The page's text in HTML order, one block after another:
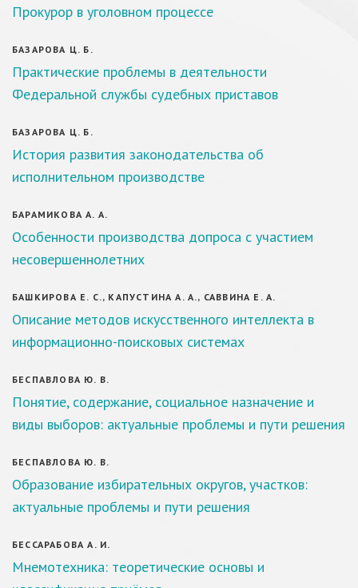
Прокурор в уголовном процессе
БАЗАРОВА Ц. Б.
Практические проблемы в деятельности
Федеральной службы судебных приставов
БАЗАРОВА Ц. Б.
История развития законодательства об
исполнительном производстве
БАРАМИКОВА А. А.
Особенности производства допроса с участием
несовершеннолетних
БАШКИРОВА Е. С., КАПУСТИНА А. А., САВВИНА Е. А.
Описание методов искусственного интеллекта в
информационно-поисковых системах
БЕСПАВЛОВА Ю. В.
Понятие, содержание, социальное назначение и
виды выборов: актуальные проблемы и пути решения
БЕСПАВЛОВА Ю. В.
Образование избирательных округов, участков:
актуальные проблемы и пути решения
БЕССАРАБОВА А. И.
Мнемотехника: теоретические основы и